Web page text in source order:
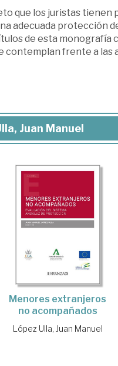
que los juristas tienen
adecuada protección
de esta monografía
frente a las
Juan Manuel
Menores extranjeros
no acompañados
López Ulla, Juan Manuel